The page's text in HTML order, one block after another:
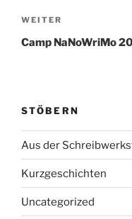
Nächster
Beitrag
WEITER
Camp NaNoWriMo
STÖBERN
Aus der
Kurzgeschichten
Uncategorized